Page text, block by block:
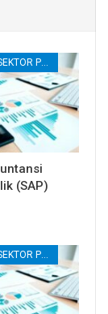
(SAP)
AKUNTANSI SEKTOR PUBLIK